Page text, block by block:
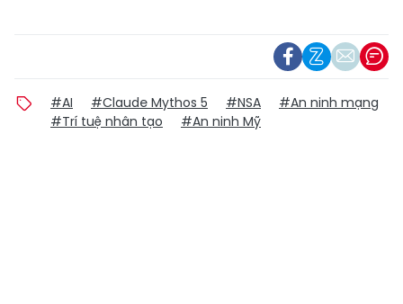
#AI #Claude Mythos 5 #NSA
#An ninh mạng
#Trí tuệ nhân tạo
#An ninh Mỹ